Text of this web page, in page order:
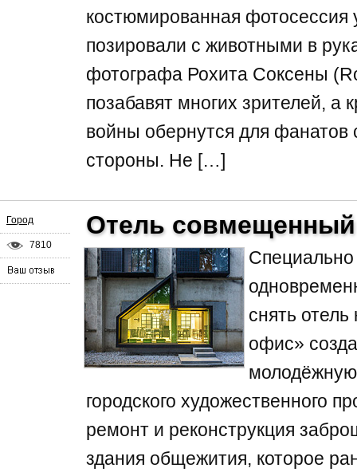
костюмированная фотосессия
позировали с животными в
фотографа Рохита Соксены
позабавят многих зрителей, а
войны обернутся для фанатов
стороны. Не […]
Город
7810
Отель
снять
офис»
молодёжную
городского художественного
ремонт и реконструкция
здания общежития, которое